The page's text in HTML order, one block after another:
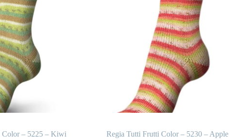
Color – 5225 – Kiwi Regia Tutti Frutti Color – 5230 – Apple